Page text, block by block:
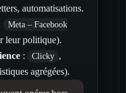
automatisations.
Meta – Facebook
leur politique).
: Clicky ,
agrégées).